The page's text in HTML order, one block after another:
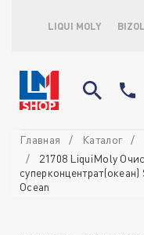
LIQUI MOLY BIZOL
Главная Каталог
21708 LiquiMoly
Ocean